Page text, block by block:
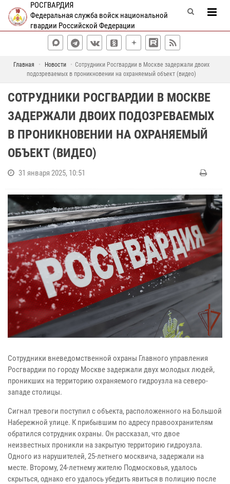
РОСГВАРДИЯ
Федеральная служба войск национальной
гвардии Российской Федерации
Главная Новости
Сотрудники Росгвардии в Москве задержали двоих
подозреваемых в проникновении на охраняемый объект (видео)
СОТРУДНИКИ РОСГВАРДИИ В МОСКВЕ
ЗАДЕРЖАЛИ ДВОИХ ПОДОЗРЕВАЕМЫХ
В ПРОНИКНОВЕНИИ НА ОХРАНЯЕМЫЙ
ОБЪЕКТ (ВИДЕО)
31 января 2025, 10:51
Сотрудники вневедомственной охраны Главного управления
Росгвардии по городу Москве задержали двух молодых людей,
проникших на территорию охраняемого гидроузла на северо-
западе столицы.
Сигнал тревоги поступил с объекта, расположенного на Большой
Набережной улице. К прибывшим по адресу правоохранителям
обратился сотрудник охраны. Он рассказал, что двое
неизвестных проникли на закрытую территорию гидроузла.
Одного из нарушителей, 25-летнего москвича, задержали на
месте. Второму, 24-летнему жителю Подмосковья, удалось
скрыться, однако его удалось убедить явиться в полицию после